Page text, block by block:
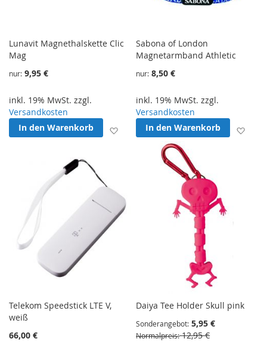
Lunavit Magnethalskette Clic
Mag
nur 9,95 €
inkl. 19% MwSt. zzgl.
Versandkosten
In den Warenkorb
Zur Wunschliste hinzufügen
Sabona of London
Magnetarmband Athletic
nur 8,50 €
inkl. 19% MwSt. zzgl.
Versandkosten
In den Warenkorb
Telekom Speedstick LTE V,
weiß
66,00 €
Daiya Tee Holder Skull pink
Sonderangebot 5,95 €
Normalpreis 12,95 €